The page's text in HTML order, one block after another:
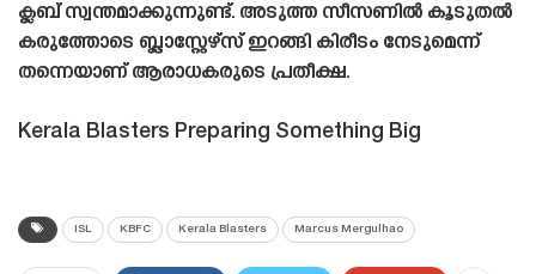
ക്ലബ് സ്വന്തമാക്കുന്നുണ്ട്. അടുത്ത സീസണിൽ കൂടുതൽ
കരുത്തോടെ ബ്ലാസ്റ്റേഴ്‌സ് ഇറങ്ങി കിരീടം നേടുമെന്ന്
തന്നെയാണ് ആരാധകരുടെ പ്രതീക്ഷ.
Kerala Blasters Preparing Something Big
ISL KBFC Kerala Blasters Marcus Mergulhao